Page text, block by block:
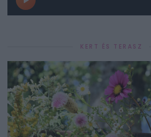
KERT ÉS TERASZ